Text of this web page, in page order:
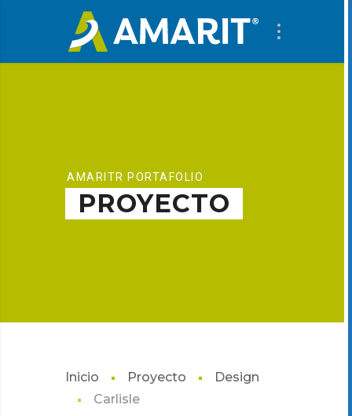
AMARITR PORTAFOLIO
PROYECTO
Inicio Proyecto
Design
Carlisle